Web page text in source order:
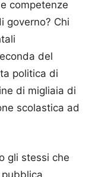
competenze
governo? Chi
del
politica di
di migliaia di
scolastica ad
gli stessi che